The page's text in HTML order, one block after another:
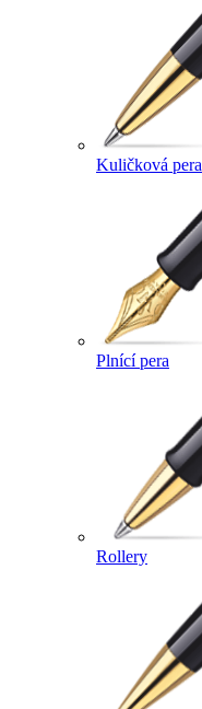
Kuličková pera
Plnící pera
Rollery